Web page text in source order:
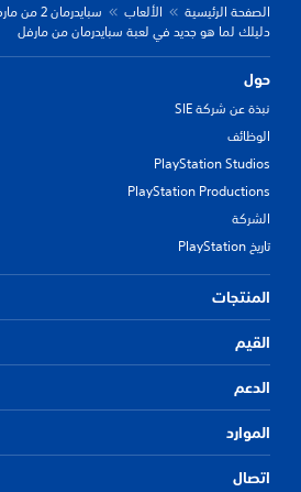
الصفحة الرئيسية الألعاب
سبايدرمان 2 من مارفل
دليلك لما هو جديد في لعبة سبايدرمان من مارفل
حول
نبذة عن شركة SIE
الوظائف
PlayStation Studios
PlayStation Productions
الشركة
تاريخ PlayStation
المنتجات
القيم
الدعم
الموارد
اتصال